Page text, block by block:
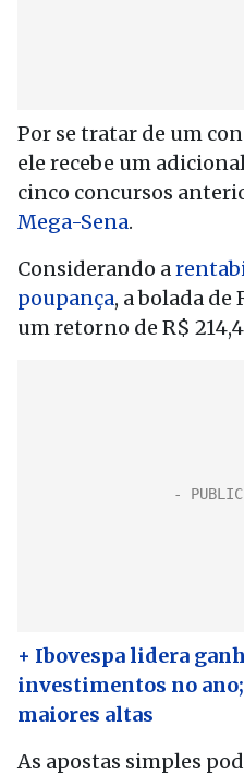
Por se tratar de um
ele recebe um
cinco concursos
Mega-Sena.
Considerando a
poupança, a bolada
um retorno de R$
+ Ibovespa lidera
investimentos no ano;
maiores altas
As apostas simples